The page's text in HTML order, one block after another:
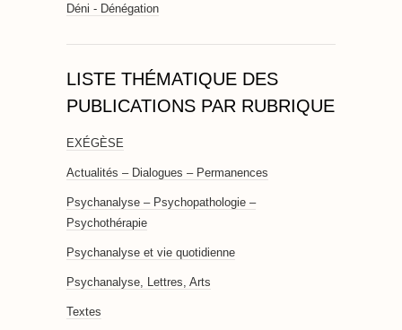
Déni - Dénégation
LISTE THÉMATIQUE DES
PUBLICATIONS PAR RUBRIQUE
EXÉGÈSE
Actualités – Dialogues – Permanences
Psychanalyse – Psychopathologie –
Psychothérapie
Psychanalyse et vie quotidienne
Psychanalyse, Lettres, Arts
Textes